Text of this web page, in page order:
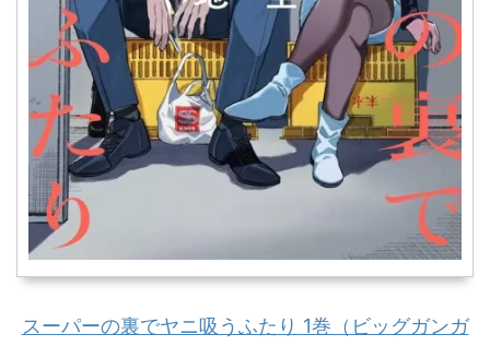
スーパーの裏でヤニ吸うふたり 1巻（ビッグガンガ